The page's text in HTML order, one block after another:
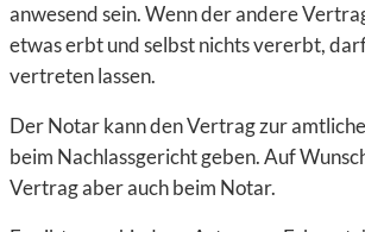
anwesend sein. Wenn der andere
etwas erbt und selbst nichts vererbt,
vertreten lassen.
Der Notar kann den Vertrag zur
beim Nachlassgericht geben. Auf
Vertrag aber auch beim Notar.